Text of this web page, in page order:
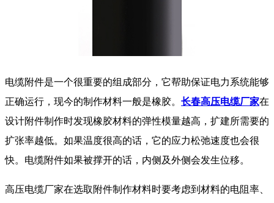
电缆附件是一个很重要的组成部分，它帮助保证电力系统能够
正确运行，现今的制作材料一般是橡胶。 长春高压电缆厂家在
设计附件制作时发现橡胶材料的弹性模量越高，扩建所需要的
扩张率越低。如果温度很高的话，它的应力松弛速度也会很
快。电缆附件如果被撑开的话，内侧及外侧会发生位移。
高压电缆厂家在选取附件制作材料时要考虑到材料的电阻率、